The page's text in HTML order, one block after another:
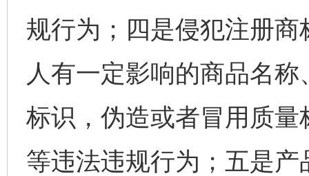
规行为；四是侵犯注册
人有一定影响的商品名
标识，伪造或者冒用质
等违法违规行为；五是